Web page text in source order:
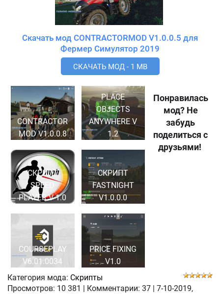
Скачать мод CONTRACTORMOD V1.0.0.5 для
Фермер Симулятор 2019
СКАЧАТЬ МОД - 1 MB
CONTRACTOR
MOD V1.0.0.8
PLACE
OBJECTS
ANYWHERE V
1.2
СКРИПТ
SPEED
PLAYER V 1.0
СКРИПТ
FASTNIGHT
V1.0.0.0
COURSEPLAY
V6.01.0034
PRICE FIXING
V1.0
Понравилась
мод? Не
забудь
поделиться с
друзьями!
Категория мода: Скрипты
Просмотров: 10 381 Комментарии: 37
7-10-2019,